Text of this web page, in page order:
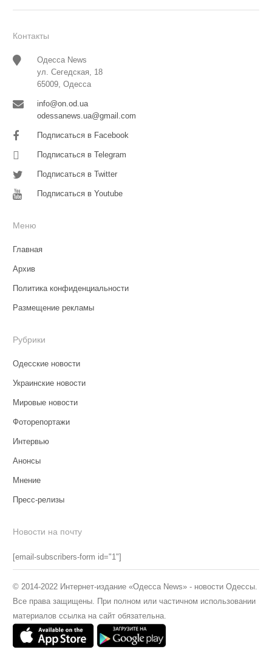
Контакты
Одесса News
ул. Сегедская, 18
65009, Одесса
info@on.od.ua
odessanews.ua@gmail.com
Подписаться в Facebook
Подписаться в Telegram
Подписаться в Twitter
Подписаться в Youtube
Меню
Главная
Архив
Политика конфиденциальности
Размещение рекламы
Рубрики
Одесские новости
Украинские новости
Мировые новости
Фоторепортажи
Интервью
Анонсы
Мнение
Пресс-релизы
Новости на почту
[email-subscribers-form id="1"]
© 2014-2022 Интернет-издание «Одесса News» - новости Одессы.
Все права защищены. При полном или частичном использовании
материалов ссылка на сайт обязательна.